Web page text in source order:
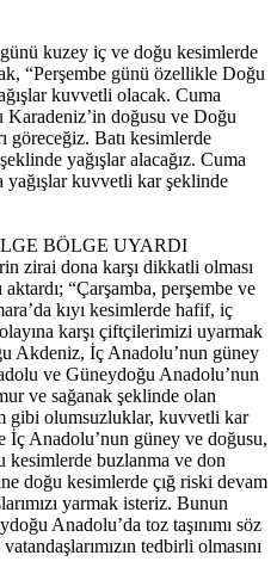
kuzey iç ve doğu kesimlerde
“Perşembe günü özellikle Doğu
kuvvetli olacak. Cuma
Karadeniz’in doğusu ve Doğu
göreceğiz. Batı kesimlerde
yağışlar alacağız. Cuma
yağışlar kuvvetli kar şeklinde
BÖLGE UYARDI
zirai dona karşı dikkatli olması
“Çarşamba, perşembe ve
kıyı kesimlerde hafif, iç
karşı çiftçilerimizi uyarmak
Akdeniz, İç Anadolu’nun güney
ve Güneydoğu Anadolu’nun
ve sağanak şeklinde olan
gibi olumsuzluklar, kuvvetli kar
İç Anadolu’nun güney ve doğusu,
kesimlerde buzlanma ve don
doğu kesimlerde çığ riski devam
yarmak isteriz. Bunun
Anadolu’da toz taşınımı söz
tedbirli olmasını